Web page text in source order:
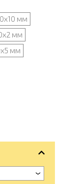
мм
мм
мм